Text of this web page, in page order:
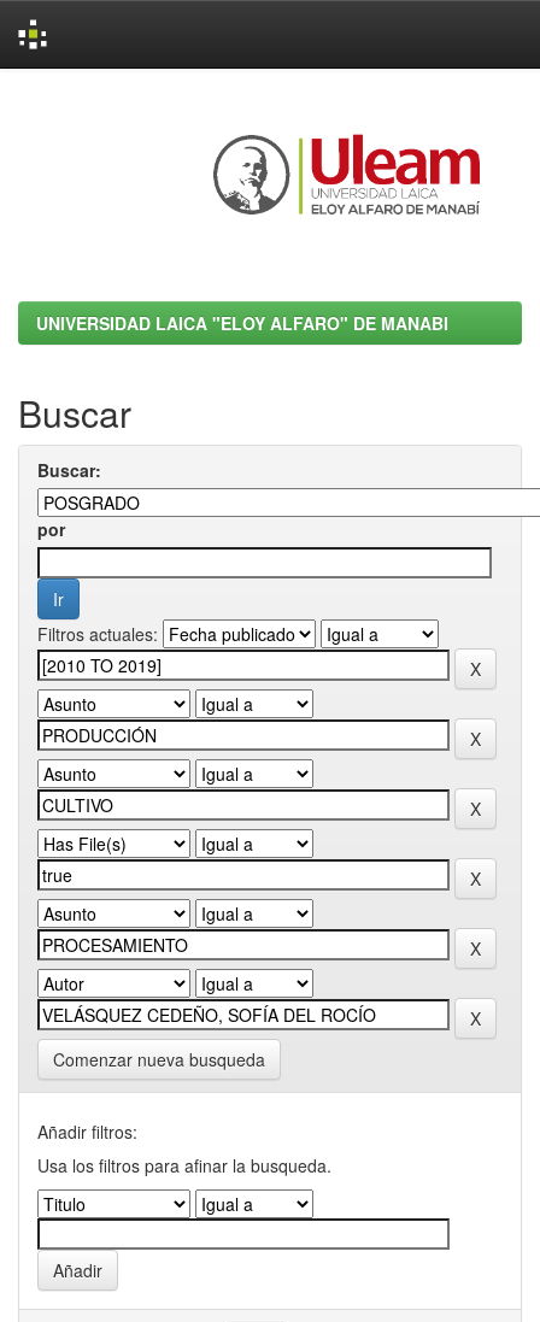
UNIVERSIDAD LAICA "ELOY ALFARO" DE MANABI
Buscar
Buscar:
por
Filtros actuales:
Comenzar nueva busqueda
Añadir filtros:
Usa los filtros para afinar la busqueda.